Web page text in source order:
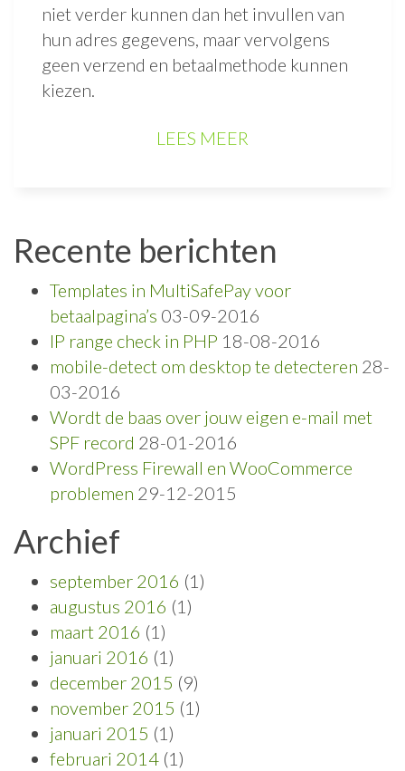
niet verder kunnen dan het invullen van
hun adres gegevens, maar vervolgens
geen verzend en betaalmethode kunnen
kiezen.
LEES MEER
Recente berichten
Templates in MultiSafePay voor
betaalpagina’s 03-09-2016
IP range check in PHP 18-08-2016
mobile-detect om desktop te detecteren 28-
03-2016
Wordt de baas over jouw eigen e-mail met
SPF record 28-01-2016
WordPress Firewall en WooCommerce
problemen 29-12-2015
Archief
september 2016 (1)
augustus 2016 (1)
maart 2016 (1)
januari 2016 (1)
december 2015 (9)
november 2015 (1)
januari 2015 (1)
februari 2014 (1)